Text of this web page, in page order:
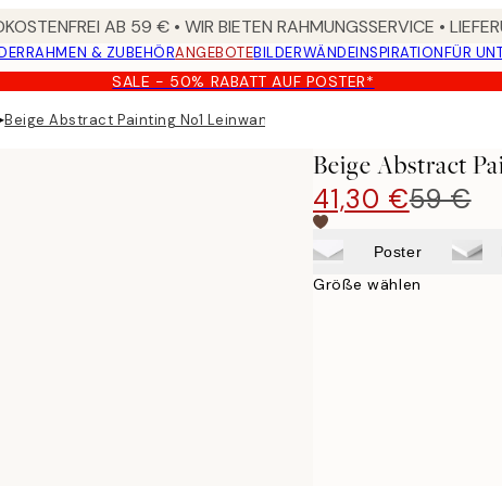
AB 59 € • WIR BIETEN RAHMUNGSSERVICE •
RAHMEN & ZUBEHÖRANGEBOTEBILDERWÄNDEINSPIRATIONFÜR
SALE - 50% RABATT AUF POSTER*
Beige Abstract Painting No1 Leinwandbild
Beige Abstract
41,30 €59 €
Poster
Größe wählen